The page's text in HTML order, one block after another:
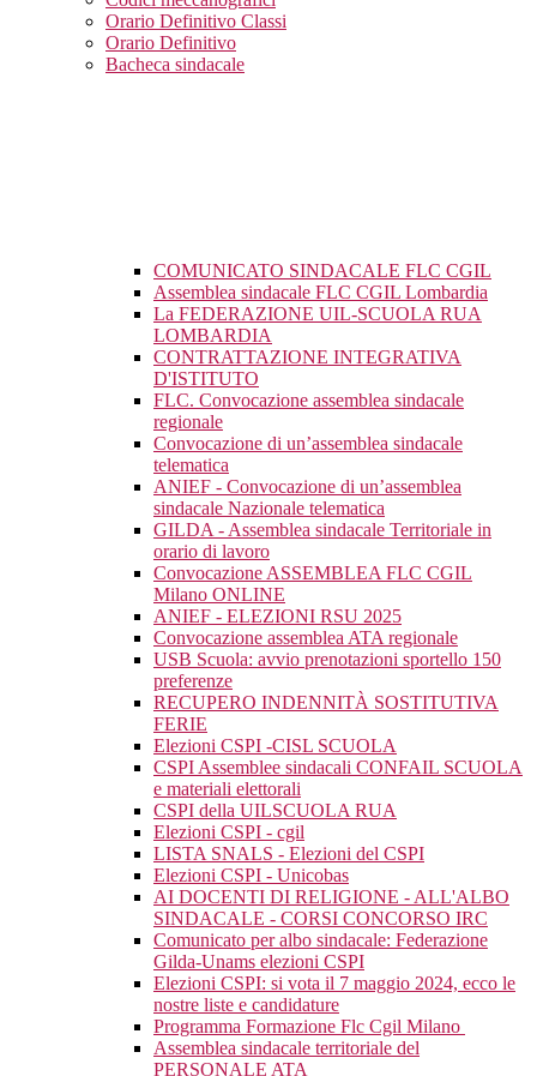
Orario Definitivo Classi
Orario Definitivo
Bacheca sindacale
COMUNICATO SINDACALE FLC CGIL
Assemblea sindacale FLC CGIL Lombardia
La FEDERAZIONE UIL-SCUOLA RUA
LOMBARDIA
CONTRATTAZIONE INTEGRATIVA
D'ISTITUTO
FLC. Convocazione assemblea sindacale
regionale
Convocazione di un’assemblea sindacale
telematica
ANIEF - Convocazione di un’assemblea
sindacale Nazionale telematica
GILDA - Assemblea sindacale Territoriale in
orario di lavoro
Convocazione ASSEMBLEA FLC CGIL
Milano ONLINE
ANIEF - ELEZIONI RSU 2025
Convocazione assemblea ATA regionale
USB Scuola: avvio prenotazioni sportello 150
preferenze
RECUPERO INDENNITÀ SOSTITUTIVA
FERIE
Elezioni CSPI -CISL SCUOLA
CSPI Assemblee sindacali CONFAIL SCUOLA
e materiali elettorali
CSPI della UILSCUOLA RUA
Elezioni CSPI - cgil
LISTA SNALS - Elezioni del CSPI
Elezioni CSPI - Unicobas
AI DOCENTI DI RELIGIONE - ALL'ALBO
SINDACALE - CORSI CONCORSO IRC
Comunicato per albo sindacale: Federazione
Gilda-Unams elezioni CSPI
Elezioni CSPI: si vota il 7 maggio 2024, ecco le
nostre liste e candidature
Programma Formazione Flc Cgil Milano
Assemblea sindacale territoriale del
PERSONALE ATA